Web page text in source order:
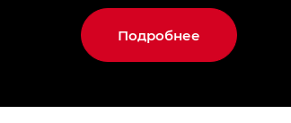
Подробнее